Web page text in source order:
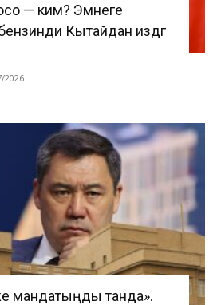
— ким? Эмнеге
Кытайдан издөөгө
2026
мандатыңды танда».